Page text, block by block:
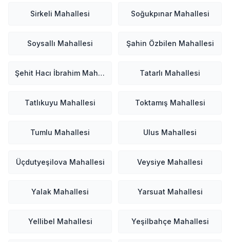
Sirkeli Mahallesi Soğukpınar Mahallesi
Soysallı Mahallesi Şahin Özbilen Mahallesi
Şehit Hacı İbrahim Mahallesi Tatarlı Mahallesi
Tatlıkuyu Mahallesi Toktamış Mahallesi
Tumlu Mahallesi Ulus Mahallesi
Üçdutyeşilova Mahallesi Veysiye Mahallesi
Yalak Mahallesi Yarsuat Mahallesi
Yellibel Mahallesi Yeşilbahçe Mahallesi